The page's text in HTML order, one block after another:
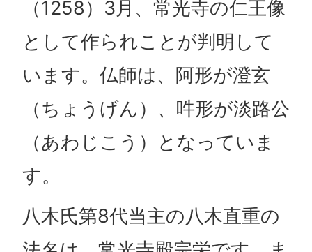
（1258）3月、常光寺の仁王像
として作られことが判明して
います。仏師は、阿形が澄玄
（ちょうげん）、吽形が淡路公
（あわじこう）となっていま
す。
八木氏第8代当主の八木直重の